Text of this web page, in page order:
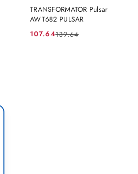
TRANSFORMATOR Pulsar
AWT682 PULSAR
Cena
107.64
Cena
139.64
DO KOSZYKA